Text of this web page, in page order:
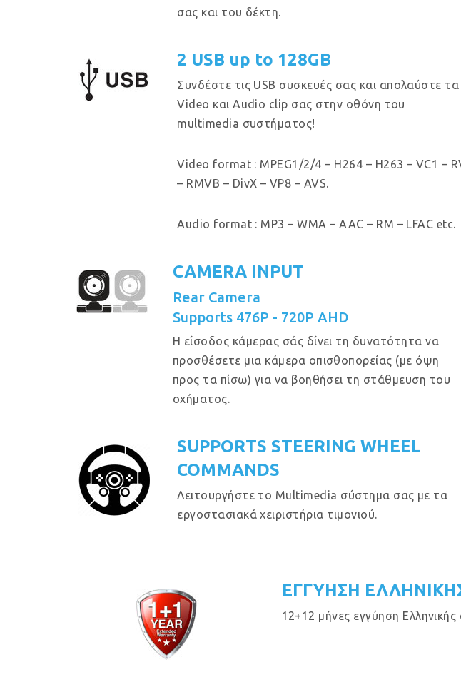
σας και του δέκτη.
2 USB up to 128GB
Συνδέστε τις USB συσκευές σας και απολαύστε τα
Video και Audio clip σας στην οθόνη του
multimedia συστήματος!
Video format : MPEG1/2/4 – H264 – H263 – VC1 –
– RMVB – DivX – VP8 – AVS.
Audio format : MP3 – WMA – AAC – RM – LFAC etc.
CAMERA INPUT
Rear Camera
Supports 476P - 720P AHD
Η είσοδος κάμερας σάς δίνει τη δυνατότητα να
προσθέσετε μια κάμερα οπισθοπορείας (με όψη
προς τα πίσω) για να βοηθήσει τη στάθμευση του
οχήματος.
SUPPORTS STEERING WHEEL
COMMANDS
Λειτουργήστε το Multimedia σύστημα σας με τα
εργοστασιακά χειριστήρια τιμονιού.
ΕΓΓΥΗΣΗ
12+12 μήνες εγγύηση